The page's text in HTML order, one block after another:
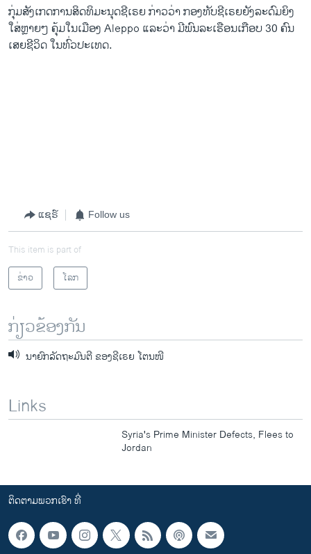
ກຸ່ມສັງເກດການສິດທິມະນຸດຊີເຣຍ ກ່າວ​ວ່າ ກອງທັບ​ຊີ​ເຣຍຍັງລະດົມ​ຍິງ​
ໃສ່ຫຼາຍໆ ຄຸ້ມໃນເມືອງ Aleppo ແລະວ່າ ມີພົນລະເຮືອນເກືອບ 30 ຄົນ​
ເສຍ​ຊີວິດ ​ໃນ​ທົ່ວ​ປະ​ເທດ.
ແຊຣ໌ Follow us
This item is part of
ຂ່າວ
ໂລກ
ກ່ຽວຂ້ອງກັນ
ນາຍົກລັດຖະມົນຕີ ຂອງຊີເຣຍ​ ​​ໂຕນ​ໜີ​
Links
Syria's Prime Minister Defects, Flees to
Jordan
ຕິດຕາມພວກເຮົາ ທີ່